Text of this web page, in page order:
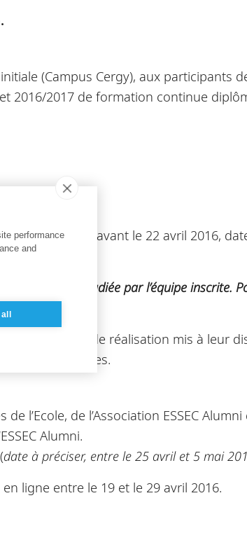
(Campus Cergy), aux participants
2016/2017 de formation continue
à retourner avant le 22 avril 2016,
être donc étudiée par l’équipe inscrite.
conception et de réalisation mis à leur
bibliothèques.
l’Ecole, de l’Association ESSEC Alumni
Alumni.
date à préciser, entre le 25 avril et 5 mai
ligne entre le 19 et le 29 avril 2016.
performance
and
all